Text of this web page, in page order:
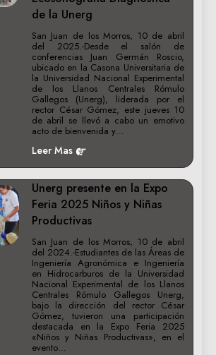
de la Unerg
San Juan de los Morros, 10 de abril
del 2025.-Desde el salón de
conferencias Juan Germán Roscio,
ubicado en la Casona Universitaria de
la Universidad Nacional Experimental
de los Llanos Centrales Rómulo
Gallegos (Unerg), liderada por el
rector César Gómez, este jueves 10
de abril se llevó a cabo un emotivo
acto de bienvenida y…
Leer Mas
Unerg presente en la Expo
Feria 2025 Niños y Niñas
Productivas
San Juan de los Morros, 10 de abril
del 2024.-Estudiantes de las Áreas de
Ingeniería Agronómica e Ingeniería
en Hidrocarburos de la Universidad
Nacional Experimental de los Llanos
Centrales Rómulo Gallegos Unerg,
bajo la dirección del rector César
Gómez, tuvieron una participación
destacada en la Expo Feria 2025
«Niños y Niñas Productivas», en el
evento…